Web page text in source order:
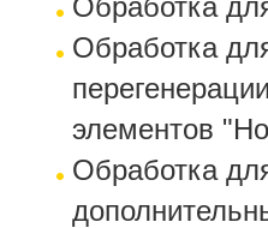
Обработка
элементов
Обработка